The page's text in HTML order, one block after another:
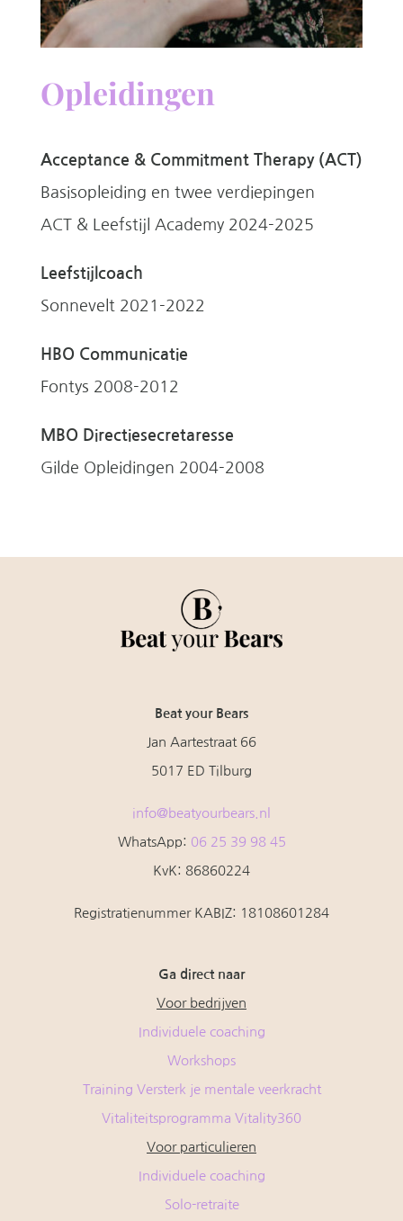
Opleidingen
Acceptance & Commitment Therapy (ACT)
Basisopleiding en twee verdiepingen
ACT & Leefstijl Academy 2024-2025
Leefstijlcoach
Sonnevelt 2021-2022
HBO Communicatie
Fontys 2008-2012
MBO Directiesecretaresse
Gilde Opleidingen 2004-2008
Beat your Bears
Jan Aartestraat 66
5017 ED Tilburg
info@beatyourbears.nl
WhatsApp: 06 25 39 98 45
KvK: 86860224
Registratienummer KABIZ: 18108601284
Ga direct naar
Voor bedrijven
Individuele coaching
Workshops
Training Versterk je mentale veerkracht
Vitaliteitsprogramma Vitality360
Voor particulieren
Individuele coaching
Solo-retraite